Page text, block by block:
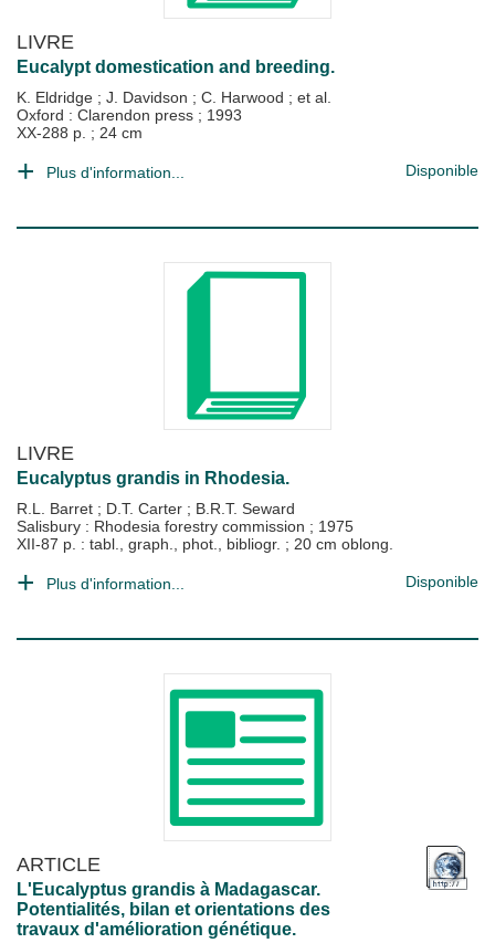
LIVRE
Eucalypt domestication and breeding.
K. Eldridge ; J. Davidson ; C. Harwood ; et al.
Oxford : Clarendon press ; 1993
XX-288 p. ; 24 cm
Plus d'information... Disponible
LIVRE
Eucalyptus grandis in Rhodesia.
R.L. Barret ; D.T. Carter ; B.R.T. Seward
Salisbury : Rhodesia forestry commission ; 1975
XII-87 p. : tabl., graph., phot., bibliogr. ; 20 cm oblong.
Plus d'information... Disponible
ARTICLE
L'Eucalyptus grandis à Madagascar.
Potentialités, bilan et orientations des
travaux d'amélioration génétique.